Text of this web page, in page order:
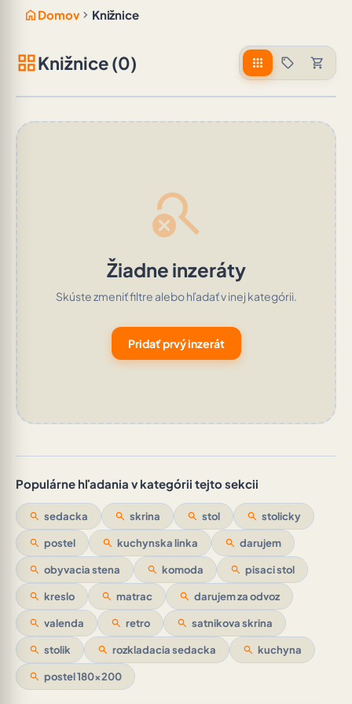
home Domov chevron_right Knižnice
grid_viewKnižnice (0) apps sell shopping_cart
search_off
Žiadne inzeráty
Skúste zmeniť filtre alebo hľadať v inej kategórii.
Pridať prvý inzerát
Populárne hľadania v kategórii tejto sekcii
search sedacka search skrina search stol search stolicky
search postel search kuchynska linka search darujem
search obyvacia stena search komoda search pisaci stol
search kreslo search matrac search darujem za odvoz
search valenda search retro search satnikova skrina
search stolik search rozkladacia sedacka search kuchyna
search postel 180x200